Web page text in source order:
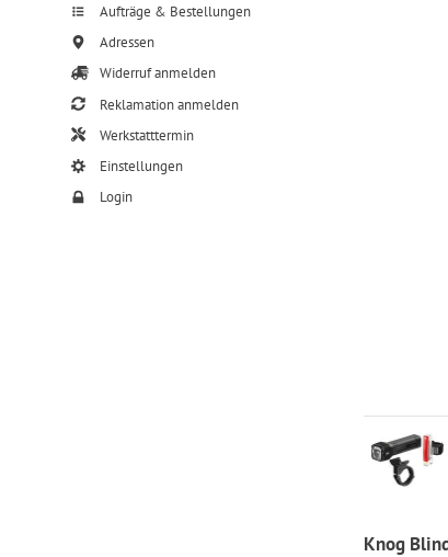
Aufträge & Bestellungen
Adressen
Widerruf anmelden
Reklamation anmelden
Werkstatttermin
Einstellungen
Login
Knog